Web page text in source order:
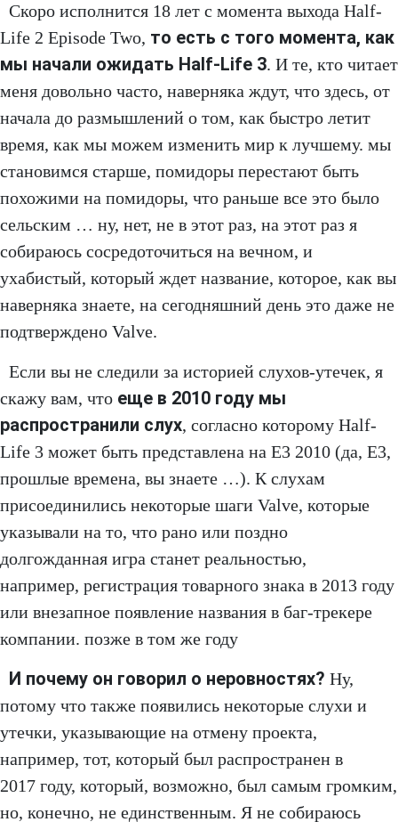
Скоро исполнится 18 лет с момента выхода Half-
Life 2 Episode Two, то есть с того момента, как
мы начали ожидать Half-Life 3. И те, кто читает
меня довольно часто, наверняка ждут, что здесь, от
начала до размышлений о том, как быстро летит
время, как мы можем изменить мир к лучшему. мы
становимся старше, помидоры перестают быть
похожими на помидоры, что раньше все это было
сельским … ну, нет, не в этот раз, на этот раз я
собираюсь сосредоточиться на вечном, и
ухабистый, который ждет название, которое, как вы
наверняка знаете, на сегодняшний день это даже не
подтверждено Valve.
Если вы не следили за историей слухов-утечек, я
скажу вам, что еще в 2010 году мы
распространили слух, согласно которому Half-
Life 3 может быть представлена на E3 2010 (да, E3,
прошлые времена, вы знаете …). К слухам
присоединились некоторые шаги Valve, которые
указывали на то, что рано или поздно
долгожданная игра станет реальностью,
например, регистрация товарного знака в 2013 году
или внезапное появление названия в баг-трекере
компании. позже в том же году
И почему он говорил о неровностях? Ну,
потому что также появились некоторые слухи и
утечки, указывающие на отмену проекта,
например, тот, который был распространен в
2017 году, который, возможно, был самым громким,
но, конечно, не единственным. Я не собираюсь